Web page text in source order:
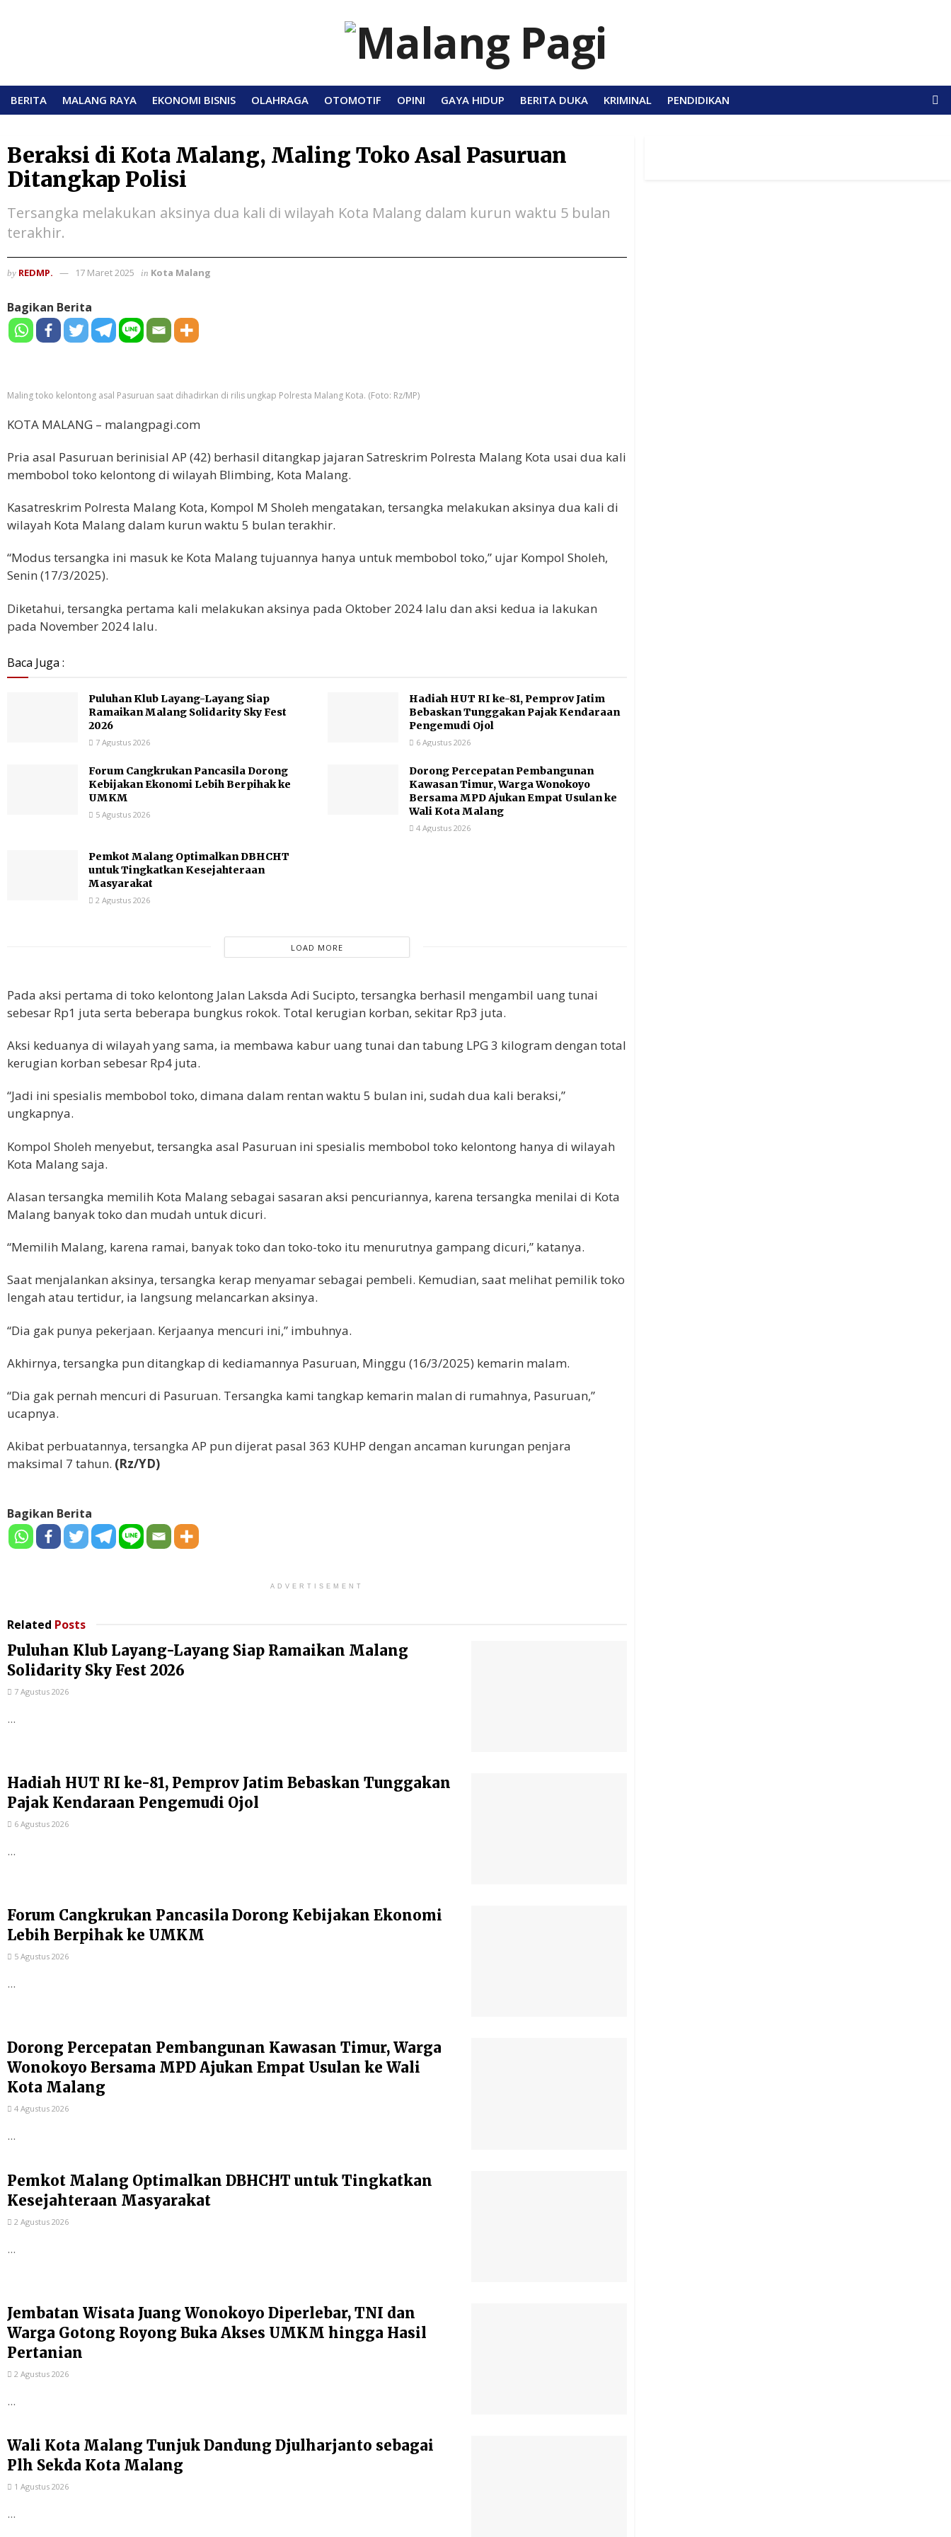
BERITA MALANG RAYA EKONOMI BISNIS OLAHRAGA OTOMOTIF OPINI GAYA HIDUP BERITA DUKA KRIMINAL PENDIDIKAN
Beraksi di Kota Malang, Maling Toko Asal Pasuruan
Ditangkap Polisi
Tersangka melakukan aksinya dua kali di wilayah Kota Malang dalam kurun waktu 5 bulan
terakhir.
by REDMP. 17 Maret 2025 in Kota Malang
Bagikan Berita
Maling toko kelontong asal Pasuruan saat dihadirkan di rilis ungkap Polresta Malang Kota. (Foto: Rz/MP)
KOTA MALANG – malangpagi.com
Pria asal Pasuruan berinisial AP (42) berhasil ditangkap jajaran Satreskrim Polresta Malang Kota usai dua kali
membobol toko kelontong di wilayah Blimbing, Kota Malang.
Kasatreskrim Polresta Malang Kota, Kompol M Sholeh mengatakan, tersangka melakukan aksinya dua kali di
wilayah Kota Malang dalam kurun waktu 5 bulan terakhir.
“Modus tersangka ini masuk ke Kota Malang tujuannya hanya untuk membobol toko,” ujar Kompol Sholeh,
Senin (17/3/2025).
Diketahui, tersangka pertama kali melakukan aksinya pada Oktober 2024 lalu dan aksi kedua ia lakukan
pada November 2024 lalu.
Baca Juga :
Puluhan Klub Layang-Layang Siap
Ramaikan Malang Solidarity Sky Fest
2026
7 Agustus 2026
Hadiah HUT RI ke-81, Pemprov Jatim
Bebaskan Tunggakan Pajak Kendaraan
Pengemudi Ojol
6 Agustus 2026
Forum Cangkrukan Pancasila Dorong
Kebijakan Ekonomi Lebih Berpihak ke
UMKM
5 Agustus 2026
Dorong Percepatan Pembangunan
Kawasan Timur, Warga Wonokoyo
Bersama MPD Ajukan Empat Usulan ke
Wali Kota Malang
4 Agustus 2026
Pemkot Malang Optimalkan DBHCHT
untuk Tingkatkan Kesejahteraan
Masyarakat
2 Agustus 2026
LOAD MORE
Pada aksi pertama di toko kelontong Jalan Laksda Adi Sucipto, tersangka berhasil mengambil uang tunai
sebesar Rp1 juta serta beberapa bungkus rokok. Total kerugian korban, sekitar Rp3 juta.
Aksi keduanya di wilayah yang sama, ia membawa kabur uang tunai dan tabung LPG 3 kilogram dengan total
kerugian korban sebesar Rp4 juta.
“Jadi ini spesialis membobol toko, dimana dalam rentan waktu 5 bulan ini, sudah dua kali beraksi,”
ungkapnya.
Kompol Sholeh menyebut, tersangka asal Pasuruan ini spesialis membobol toko kelontong hanya di wilayah
Kota Malang saja.
Alasan tersangka memilih Kota Malang sebagai sasaran aksi pencuriannya, karena tersangka menilai di Kota
Malang banyak toko dan mudah untuk dicuri.
“Memilih Malang, karena ramai, banyak toko dan toko-toko itu menurutnya gampang dicuri,” katanya.
Saat menjalankan aksinya, tersangka kerap menyamar sebagai pembeli. Kemudian, saat melihat pemilik toko
lengah atau tertidur, ia langsung melancarkan aksinya.
“Dia gak punya pekerjaan. Kerjaanya mencuri ini,” imbuhnya.
Akhirnya, tersangka pun ditangkap di kediamannya Pasuruan, Minggu (16/3/2025) kemarin malam.
“Dia gak pernah mencuri di Pasuruan. Tersangka kami tangkap kemarin malan di rumahnya, Pasuruan,”
ucapnya.
Akibat perbuatannya, tersangka AP pun dijerat pasal 363 KUHP dengan ancaman kurungan penjara
maksimal 7 tahun. (Rz/YD)
Bagikan Berita
ADVERTISEMENT
Related Posts
Puluhan Klub Layang-Layang Siap Ramaikan Malang
Solidarity Sky Fest 2026
7 Agustus 2026
...
Hadiah HUT RI ke-81, Pemprov Jatim Bebaskan Tunggakan
Pajak Kendaraan Pengemudi Ojol
6 Agustus 2026
...
Forum Cangkrukan Pancasila Dorong Kebijakan Ekonomi
Lebih Berpihak ke UMKM
5 Agustus 2026
...
Dorong Percepatan Pembangunan Kawasan Timur, Warga
Wonokoyo Bersama MPD Ajukan Empat Usulan ke Wali
Kota Malang
4 Agustus 2026
...
Pemkot Malang Optimalkan DBHCHT untuk Tingkatkan
Kesejahteraan Masyarakat
2 Agustus 2026
...
Jembatan Wisata Juang Wonokoyo Diperlebar, TNI dan
Warga Gotong Royong Buka Akses UMKM hingga Hasil
Pertanian
2 Agustus 2026
...
Wali Kota Malang Tunjuk Dandung Djulharjanto sebagai
Plh Sekda Kota Malang
1 Agustus 2026
...